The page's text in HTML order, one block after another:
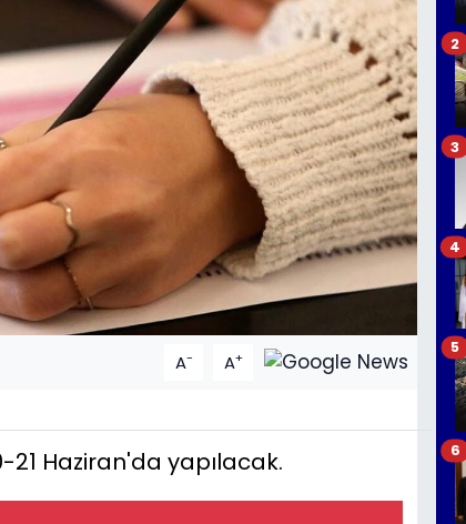
A- A+
21 Haziran'da yapılacak.
2
3
4
5
6